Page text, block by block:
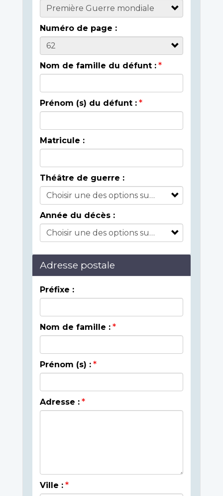
Numéro de page :
Nom de famille du défunt :
Prénom (s) du défunt :
Matricule :
Théâtre de guerre :
Année du décès :
Adresse postale
Préfixe :
Nom de famille :
Prénom (s) :
Adresse :
Ville :